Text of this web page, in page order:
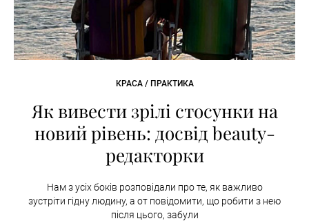
КРАСА / ПРАКТИКА
Як вивести зрілі стосунки на
новий рівень: досвід beauty-
редакторки
Нам з усіх боків розповідали про те, як важливо
зустріти гідну людину, а от повідомити, що робити з нею
після цього, забули